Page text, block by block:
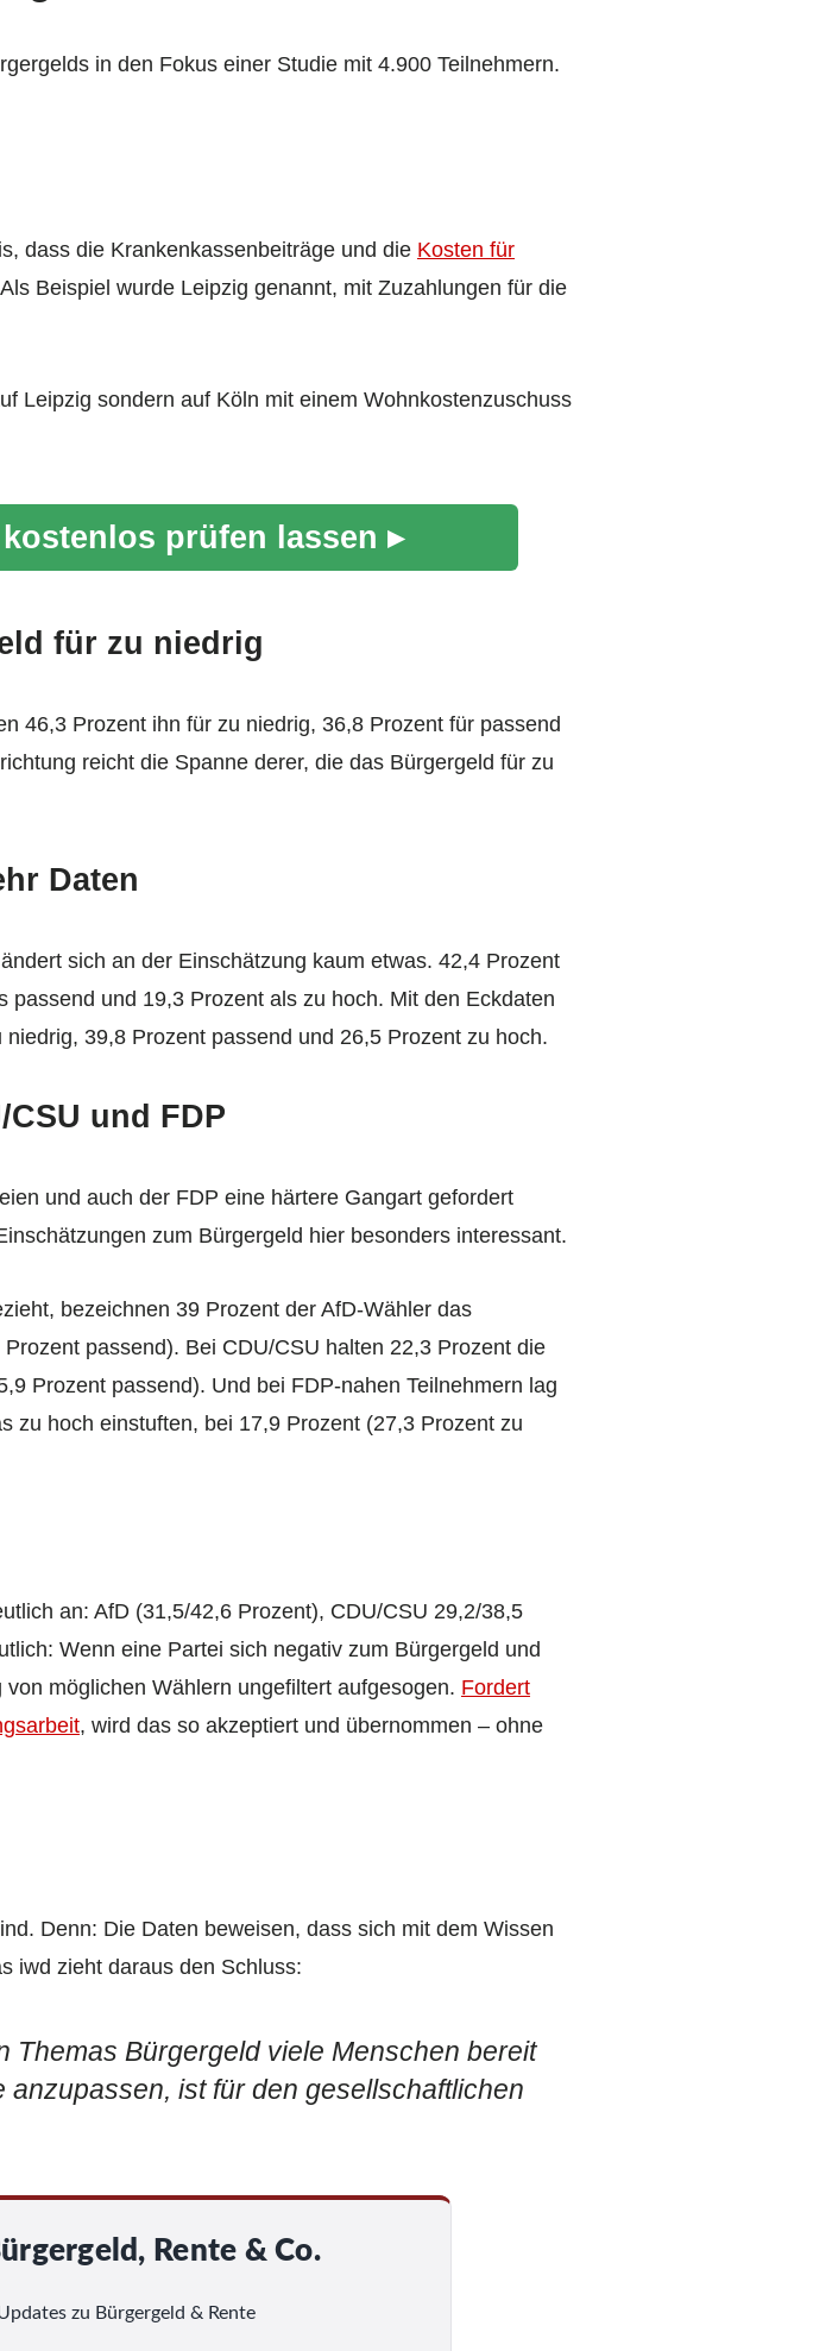
in den Fokus einer Studie mit 4.900 Teilnehmern.
dass die Krankenkassenbeiträge und die Kosten für
Beispiel wurde Leipzig genannt, mit Zuzahlungen für die
Leipzig sondern auf Köln mit einem Wohnkostenzuschuss
prüfen lassen ▸
für zu niedrig
46,3 Prozent ihn für zu niedrig, 36,8 Prozent für passend
reicht die Spanne derer, die das Bürgergeld für zu
Daten
sich an der Einschätzung kaum etwas. 42,4 Prozent
und 19,3 Prozent als zu hoch. Mit den Eckdaten
39,8 Prozent passend und 26,5 Prozent zu hoch.
und FDP
und auch der FDP eine härtere Gangart gefordert
zum Bürgergeld hier besonders interessant.
bezeichnen 39 Prozent der AfD-Wähler das
passend). Bei CDU/CSU halten 22,3 Prozent die
Prozent passend). Und bei FDP-nahen Teilnehmern lag
zu hoch einstuften, bei 17,9 Prozent (27,3 Prozent zu
an: AfD (31,5/42,6 Prozent), CDU/CSU 29,2/38,5
Wenn eine Partei sich negativ zum Bürgergeld und
möglichen Wählern ungefiltert aufgesogen. Fordert
, wird das so akzeptiert und übernommen – ohne
Denn: Die Daten beweisen, dass sich mit dem Wissen
iwd zieht daraus den Schluss:
Themas Bürgergeld viele Menschen bereit
ist für den gesellschaftlichen
Rente & Co.
zu Bürgergeld & Rente